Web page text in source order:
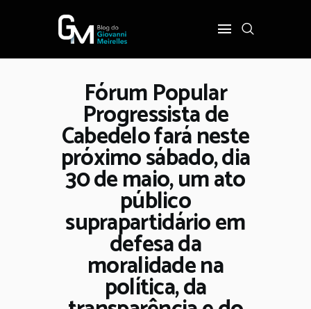
Fórum Popular
Progressista de
Cabedelo fará neste
próximo sábado, dia
30 de maio, um ato
público
suprapartidário em
defesa da
moralidade na
política, da
INÍCIO
POLÍTICA
COTIDIANO
OPINIÃO
PODER